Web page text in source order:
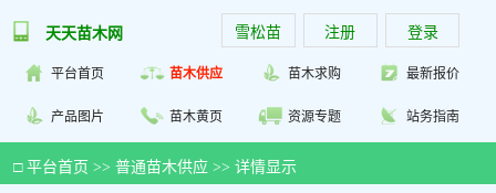
天天苗木网 雪松苗 注册 登录
平台首页 苗木供应 苗木求购 最新报价
产品图片 苗木黄页 资源专题 站务指南
□ 平台首页 >> 普通苗木供应 >> 详情显示